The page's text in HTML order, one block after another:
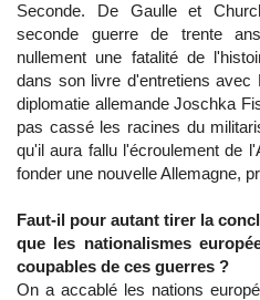
Seconde. De Gaulle et
seconde guerre de trente
nullement une fatalité de
dans son livre d'entretiens
diplomatie allemande Joschka
pas cassé les racines du
qu'il aura fallu l'écroulement de
fonder une nouvelle Allemagne,
Faut-il pour autant tirer la
que les nationalismes
coupables de ces guerres ?
On a accablé les nations